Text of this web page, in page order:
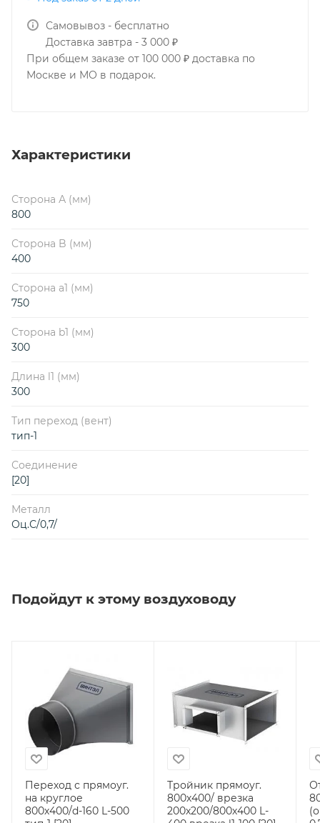
Самовывоз - бесплатно
Доставка завтра - 3 000 ₽
При общем заказе от 100 000 ₽ доставка по
Москве и МО в подарок.
Характеристики
Сторона А (мм)
800
Сторона B (мм)
400
Сторона a1 (мм)
750
Сторона b1 (мм)
300
Длина l1 (мм)
300
Тип переход (вент)
тип-1
Соединение
[20]
Металл
Оц.С/0,7/
Подойдут к этому воздуховоду
Переход с прямоуг.
на круглое
800х400/d-160 L-500
Тройник прямоуг.
800х400/ врезка
200х200/800х400 L-